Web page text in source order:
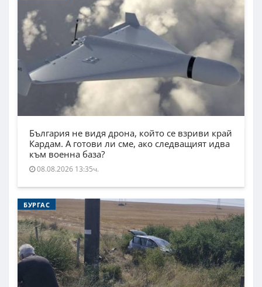
България не видя дрона, който се взриви край
Кардам. А готови ли сме, ако следващият идва
към военна база?
08.08.2026 13:35ч.
БУРГАС